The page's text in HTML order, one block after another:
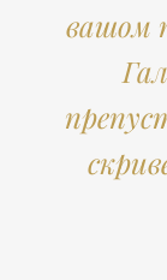
вашом